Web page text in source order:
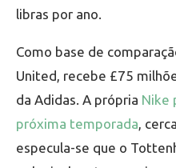
libras por ano.
Como base de
United, recebe £75
da Adidas. A própria Nike
próxima temporada,
especula-se que o